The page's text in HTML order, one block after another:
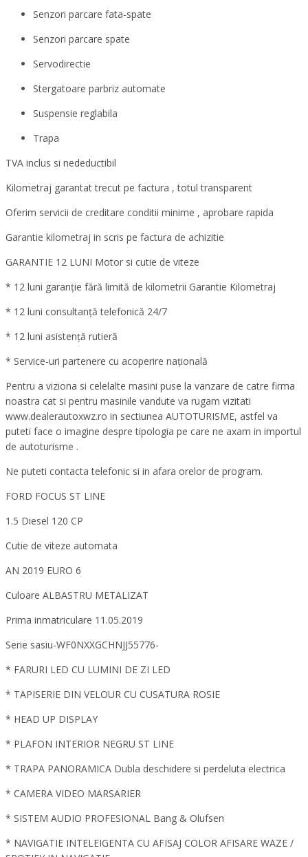
Senzori parcare fata-spate
Senzori parcare spate
Servodirectie
Stergatoare parbriz automate
Suspensie reglabila
Trapa
TVA inclus si nedeductibil
Kilometraj garantat trecut pe factura , totul transparent
Oferim servicii de creditare conditii minime , aprobare rapida
Garantie kilometraj in scris pe factura de achizitie
GARANTIE 12 LUNI Motor si cutie de viteze
* 12 luni garanție fără limită de kilometrii Garantie Kilometraj
* 12 luni consultanță telefonică 24/7
* 12 luni asistență rutieră
* Service-uri partenere cu acoperire națională
Pentru a viziona si celelalte masini puse la vanzare de catre firma
noastra cat si pentru masinile vandute va rugam vizitati
www.dealerautoxwz.ro in sectiunea AUTOTURISME, astfel va
puteti face o imagine despre tipologia pe care ne axam in importul
de autoturisme .
Ne puteti contacta telefonic si in afara orelor de program.
FORD FOCUS ST LINE
1.5 Diesel 120 CP
Cutie de viteze automata
AN 2019 EURO 6
Culoare ALBASTRU METALIZAT
Prima inmatriculare 11.05.2019
Serie sasiu-WF0NXXGCHNJJ55776-
* FARURI LED CU LUMINI DE ZI LED
* TAPISERIE DIN VELOUR CU CUSATURA ROSIE
* HEAD UP DISPLAY
* PLAFON INTERIOR NEGRU ST LINE
* TRAPA PANORAMICA Dubla deschidere si perdeluta electrica
* CAMERA VIDEO MARSARIER
* SISTEM AUDIO PROFESIONAL Bang & Olufsen
* NAVIGATIE INTELEIGENTA CU AFISAJ COLOR AFISARE WAZE /